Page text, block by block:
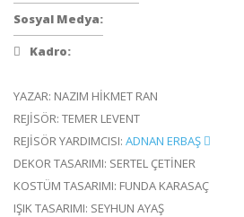
Sosyal Medya:
Kadro:
YAZAR: NAZIM HİKMET RAN
REJİSÖR: TEMER LEVENT
REJİSÖR YARDIMCISI: ADNAN ERBAŞ
DEKOR TASARIMI: SERTEL ÇETİNER
KOSTÜM TASARIMI: FUNDA KARASAÇ
IŞIK TASARIMI: SEYHUN AYAŞ